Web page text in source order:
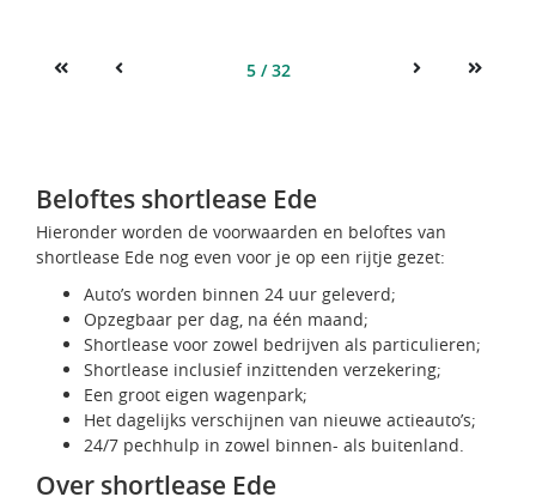
5 / 32
Beloftes shortlease Ede
Hieronder worden de voorwaarden en beloftes van
shortlease Ede nog even voor je op een rijtje gezet:
Auto’s worden binnen 24 uur geleverd;
Opzegbaar per dag, na één maand;
Shortlease voor zowel bedrijven als particulieren;
Shortlease inclusief inzittenden verzekering;
Een groot eigen wagenpark;
Het dagelijks verschijnen van nieuwe actieauto’s;
24/7 pechhulp in zowel binnen- als buitenland.
Over shortlease Ede